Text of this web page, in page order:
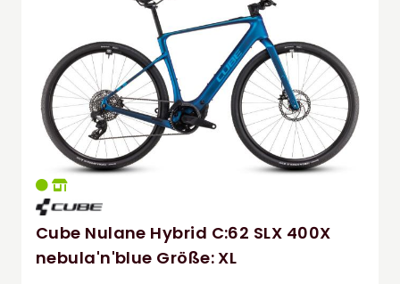
Cube Nulane Hybrid C:62 SLX 400X
nebula'n'blue Größe: XL